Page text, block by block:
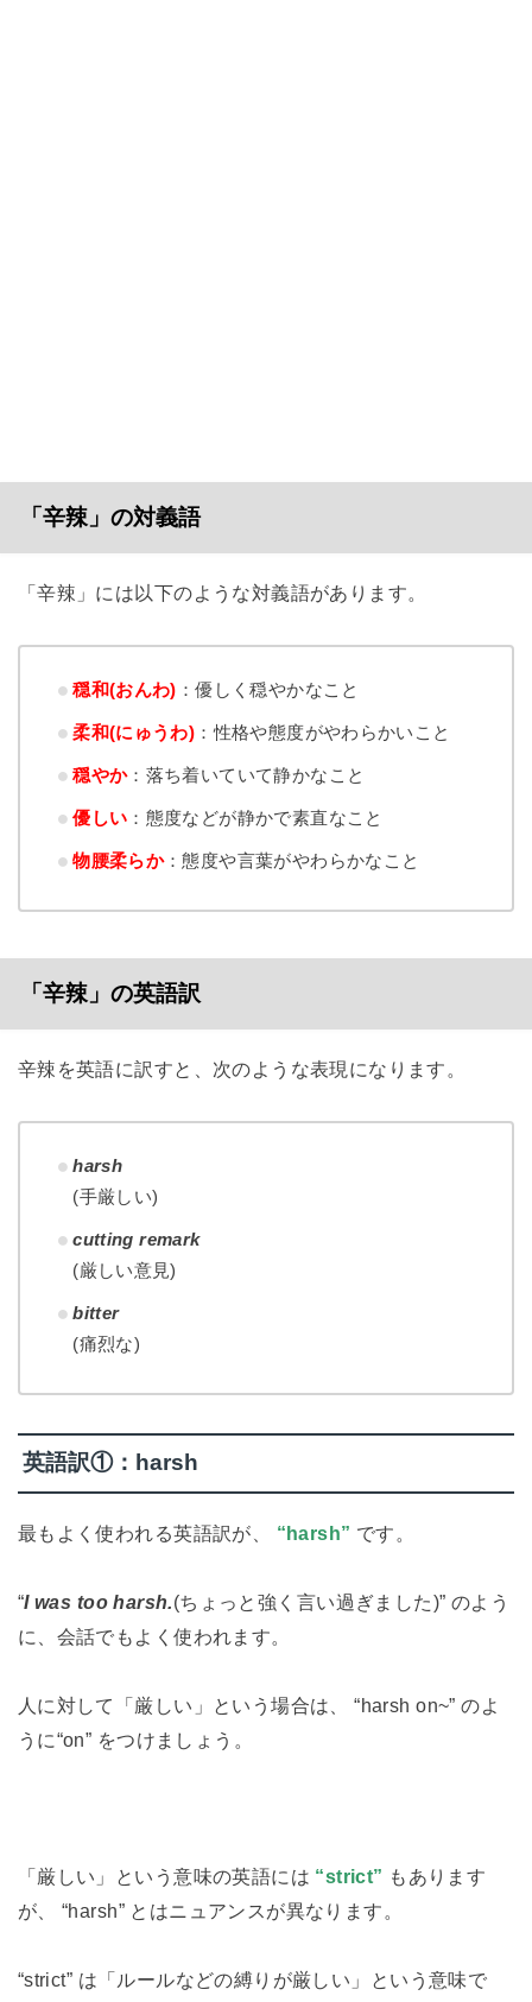
「辛辣」の対義語
「辛辣」には以下のような対義語があります。
穏和(おんわ) ：優しく穏やかなこと
柔和(にゅうわ) ：性格や態度がやわらかいこと
穏やか：落ち着いていて静かなこと
優しい ：態度などが静かで素直なこと
物腰柔らか：態度や言葉がやわらかなこと
「辛辣」の英語訳
辛辣を英語に訳すと、次のような表現になります。
harsh
(手厳しい)
cutting remark
(厳しい意見)
bitter
(痛烈な)
英語訳①：harsh
最もよく使われる英語訳が、 “harsh” です。
“I was too harsh.(ちょっと強く言い過ぎました)” のよう
に、会話でもよく使われます。
人に対して「厳しい」という場合は、 “harsh on~” のよ
うに“on” をつけましょう。
「厳しい」という意味の英語には “strict” もあります
が、 “harsh” とはニュアンスが異なります。
“strict” は「ルールなどの縛りが厳しい」という意味で